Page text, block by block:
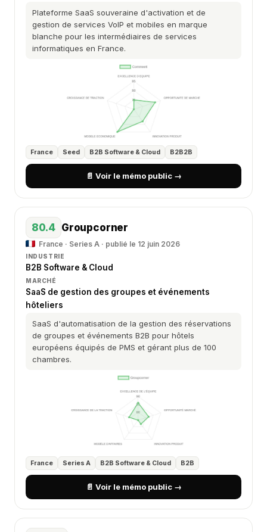
Plateforme SaaS souveraine d'activation et de
gestion de services VoIP et mobiles en marque
blanche pour les intermédiaires de services
informatiques en France.
France Seed B2B Software & Cloud B2B2B
📄 Voir le mémo public →
80.4 Groupcorner
France · Series A · publié le 12 juin 2026
INDUSTRIE
B2B Software & Cloud
MARCHÉ
SaaS de gestion des groupes et événements
hôteliers
SaaS d'automatisation de la gestion des réservations
de groupes et événements B2B pour hôtels
européens équipés de PMS et gérant plus de 100
chambres.
France Series A B2B Software & Cloud B2B
📄 Voir le mémo public →